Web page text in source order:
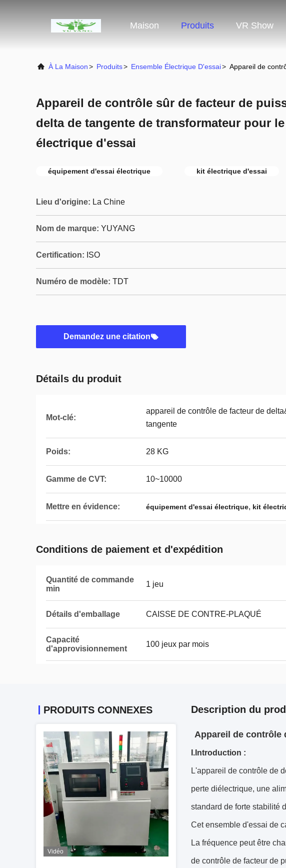
Maison Produits VR Show
À La Maison> Produits> Ensemble Électrique D'essai> Appareil de
Appareil de contrôle sûr de facteur de
delta de tangente de transformateur pour
électrique d'essai
équipement d'essai électrique kit électrique d'essai
Lieu d'origine: La Chine
Nom de marque: YUYANG
Certification: ISO
Numéro de modèle: TDT
Demandez une citation
Détails du produit
Mot-clé:
appareil de contrôle de facteur de
tangente
Poids: 28 KG
Gamme de CVT: 10~10000
Mettre en évidence: équipement d'essai électrique, kit
Conditions de paiement et d'expédition
Quantité de commande
min
1 jeu
Détails d'emballage CAISSE DE CONTRE-PLAQUÉ
Capacité
d'approvisionnement
100 jeux par mois
PRODUITS CONNEXES
Vidéo
Description du
Appareil de contrôle
I.Introduction :
L'appareil de contrôle de
perte diélectrique, une
standard de forte stabilité
Cet ensemble d'essai de
La fréquence peut être
de contrôle de facteur de